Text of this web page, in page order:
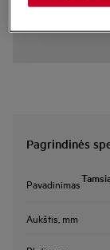
Sujungimo rėmelis
Pagrindinės
Pavadinimas
Aukštis, mm